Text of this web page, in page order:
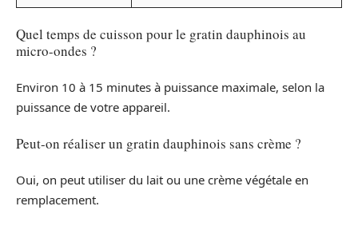
Quel temps de cuisson pour le gratin dauphinois au
micro-ondes ?
Environ 10 à 15 minutes à puissance maximale, selon la
puissance de votre appareil.
Peut-on réaliser un gratin dauphinois sans crème ?
Oui, on peut utiliser du lait ou une crème végétale en
remplacement.